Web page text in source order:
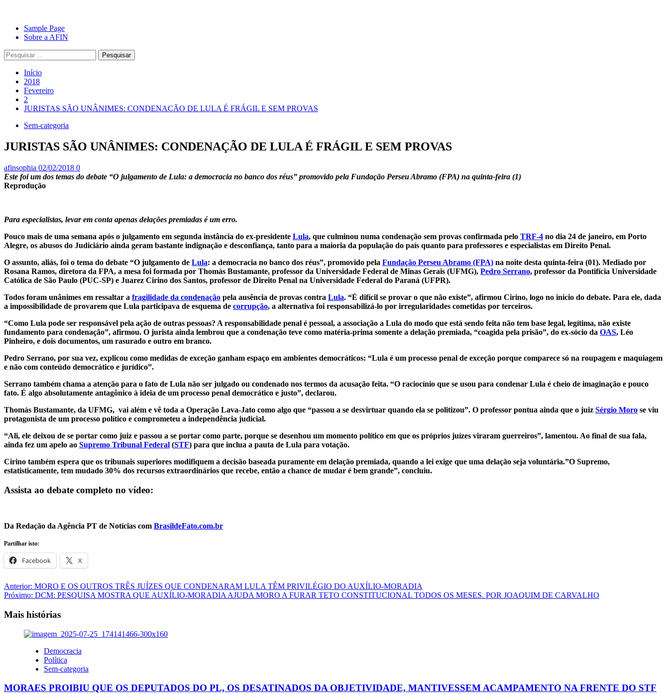
Avançar
para
conteúdo
Primary
Menu
Sample Page
Sobre a AFIN
Pesquisar
por:
Início
2018
Fevereiro
2
JURISTAS SÃO UNÂNIMES: CONDENAÇÃO DE LULA É FRÁGIL E SEM PROVAS
Sem-categoria
JURISTAS SÃO UNÂNIMES: CONDENAÇÃO DE LULA É FRÁGIL E SEM PROVAS
afinsophia 02/02/2018 0
Este foi um dos temas do debate “O julgamento de Lula: a democracia no banco dos réus” promovido pela Fundação Perseu Abramo (FPA) na quinta-feira (1)
Reprodução
Para especialistas, levar em conta apenas delações premiadas é um erro.
Pouco mais de uma semana após o julgamento em segunda instância do ex-presidente Lula, que culminou numa condenação sem provas confirmada pelo TRF-4 no dia 24 de janeiro, em Porto
Alegre, os abusos do Judiciário ainda geram bastante indignação e desconfiança, tanto para a maioria da população do país quanto para professores e especialistas em Direito Penal.
O assunto, aliás, foi o tema do debate “O julgamento de Lula: a democracia no banco dos réus”, promovido pela Fundação Perseu Abramo (FPA) na noite desta quinta-feira (01). Mediado por
Rosana Ramos, diretora da FPA, a mesa foi formada por Thomás Bustamante, professor da Universidade Federal de Minas Gerais (UFMG), Pedro Serrano, professor da Pontifícia Universidade
Católica de São Paulo (PUC-SP) e Juarez Cirino dos Santos, professor de Direito Penal na Universidade Federal do Paraná (UFPR).
Todos foram unânimes em ressaltar a fragilidade da condenação pela ausência de provas contra Lula. “É difícil se provar o que não existe”, afirmou Cirino, logo no inicio do debate. Para ele, dada
a impossibilidade de provarem que Lula participava de esquema de corrupção, a alternativa foi responsabilizá-lo por irregularidades cometidas por terceiros.
“Como Lula pode ser responsável pela ação de outras pessoas? A responsabilidade penal é pessoal, a associação a Lula do modo que está sendo feita não tem base legal, legítima, não existe
fundamento para condenação”, afirmou. O jurista ainda lembrou que a condenação teve como matéria-prima somente a delação premiada, “coagida pela prisão”, do ex-sócio da OAS, Léo
Pinheiro, e dois documentos, um rasurado e outro em branco.
Pedro Serrano, por sua vez, explicou como medidas de exceção ganham espaço em ambientes democráticos: “Lula é um processo penal de exceção porque comparece só na roupagem e maquiagem
e não com conteúdo democrático e jurídico”.
Serrano também chama a atenção para o fato de Lula não ser julgado ou condenado nos termos da acusação feita. “O raciocínio que se usou para condenar Lula é cheio de imaginação e pouco
fato. É algo absolutamente antagônico à ideia de um processo penal democrático e justo”, declarou.
Thomás Bustamante, da UFMG, vai além e vê toda a Operação Lava-Jato como algo que “passou a se desvirtuar quando ela se politizou”. O professor pontua ainda que o juiz Sérgio Moro se viu
protagonista de um processo político e comprometeu a independência judicial.
“Ali, ele deixou de se portar como juiz e passou a se portar como parte, porque se desenhou um momento político em que os próprios juízes viraram guerreiros”, lamentou. Ao final de sua fala,
ainda fez um apelo ao Supremo Tribunal Federal (STF) para que inclua a pauta de Lula para votação.
Cirino também espera que os tribunais superiores modifiquem a decisão baseada puramente em delação premiada, quando a lei exige que uma delação seja voluntária.”O Supremo,
estatisticamente, tem mudado 30% dos recursos extraordinários que recebe, então a chance de mudar é bem grande”, concluiu.
Assista ao debate completo no vídeo:
Da Redação da Agência PT de Notícias com BrasildeFato.com.br
Partilhar isto:
Facebook X
Navegação
de
artigos
Anterior: MORO E OS OUTROS TRÊS JUÍZES QUE CONDENARAM LULA TÊM PRIVILÉGIO DO AUXÍLIO-MORADIA
Próximo: DCM: PESQUISA MOSTRA QUE AUXÍLIO-MORADIA AJUDA MORO A FURAR TETO CONSTITUCIONAL TODOS OS MESES. POR JOAQUIM DE CARVALHO
Mais histórias
Democracia
Política
Sem-categoria
MORAES PROIBIU QUE OS DEPUTADOS DO PL, OS DESATINADOS DA OBJETIVIDADE, MANTIVESSEM ACAMPAMENTO NA FRENTE DO STF